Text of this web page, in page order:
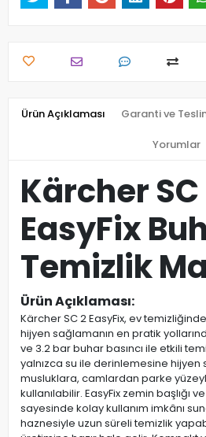
Ürün Açıklaması Garanti ve
Yorumlar
Kärcher SC
EasyFix
Temizlik
Ürün Açıklaması:
Kärcher SC 2 EasyFix, ev
hijyen sağlamanın en pratik
ve 3.2 bar buhar basıncı ile etkili
yalnızca su ile derinlemesine hijyen
musluklara, camlardan parke
kullanılabilir. EasyFix zemin başlığı
sayesinde kolay kullanım imkânı
haznesiyle uzun süreli temizlik